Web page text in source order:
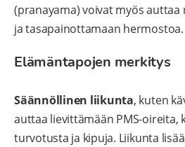
(pranayama) voivat myös
ja tasapainottamaan hermostoa.
Elämäntapojen merkitys
Säännöllinen liikunta, kuten
auttaa lievittämään PMS-oireita,
turvotusta ja kipuja. Liikunta